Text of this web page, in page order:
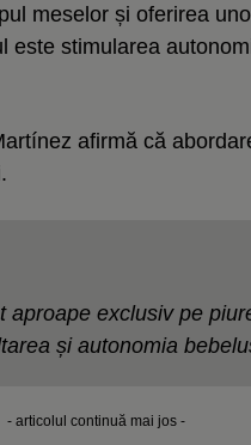
meselor și oferirea
este stimularea
afirmă că
aproape exclusiv pe
și autonomia
- articolul continuă mai jos -